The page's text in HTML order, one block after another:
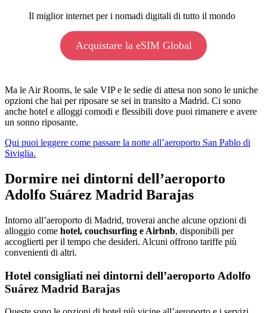
Il miglior internet per i nomadi digitali di tutto il mondo
Acquistare la eSIM Global
Ma le Air Rooms, le sale VIP e le sedie di attesa non sono le uniche
opzioni che hai per riposare se sei in transito a Madrid. Ci sono
anche hotel e alloggi comodi e flessibili dove puoi rimanere e avere
un sonno riposante.
Qui puoi leggere come passare la notte all’aeroporto San Pablo di
Siviglia.
Dormire nei dintorni dell’aeroporto
Adolfo Suárez Madrid Barajas
Intorno all’aeroporto di Madrid, troverai anche alcune opzioni di
alloggio come hotel, couchsurfing e Airbnb, disponibili per
accoglierti per il tempo che desideri. Alcuni offrono tariffe più
convenienti di altri.
Hotel consigliati nei dintorni dell’aeroporto Adolfo
Suárez Madrid Barajas